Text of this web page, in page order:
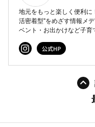
地元をもっと楽しく便利
活密着型"をめざす情報メ
ベント・お出かけなど子育